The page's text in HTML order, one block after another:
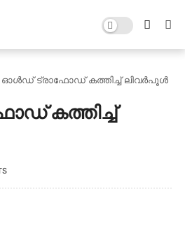
ഓൾഡ് ട്രാഫോഡ് കത്തിച്ച് ലിവർപൂൾ
കത്തിച്ച്